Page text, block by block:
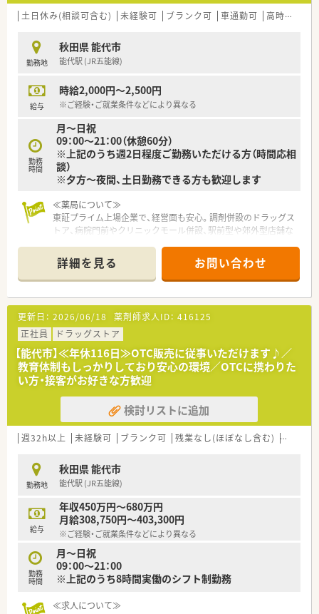
土日休み(相談可含む) 未経験可 ブランク可 車通勤可 高時給(2,500円以上)
勤務地
秋田県 能代市
能代駅 (JR五能線)
給与
時給2,000円～2,500円
※ご経験・ご就業条件などにより異なる
勤務
時間
月～日祝
09：00～21：00（休憩60分）
※上記のうち週2日程度ご勤務いただける方（時間応相
談）
※夕方～夜間、土日勤務できる方も歓迎します
≪薬局について≫
東証プライム上場企業で、経営面も安心。調剤併設のドラッグス
トア、病院門前やクリニックモール併設、駅前型や郊外型店舗な
詳細を見る お問い合わせ
更新日： 2026/06/18 薬剤師求人ID： 416125
正社員
ドラッグストア
【能代市】≪年休116日≫OTC販売に従事いただけます♪／
教育体制もしっかりしており安心の環境／OTCに携わりた
い方・接客がお好きな方歓迎
検討リストに追加
週32h以上 未経験可 ブランク可 残業なし(ほぼなし含む) 車通勤
勤務地
秋田県 能代市
能代駅 (JR五能線)
給与
年収450万円～680万円
月給308,750円～403,300円
※ご経験・ご就業条件などにより異なる
勤務
時間
月～日祝
09：00～21：00
※上記のうち8時間実働のシフト制勤務
≪求人について≫